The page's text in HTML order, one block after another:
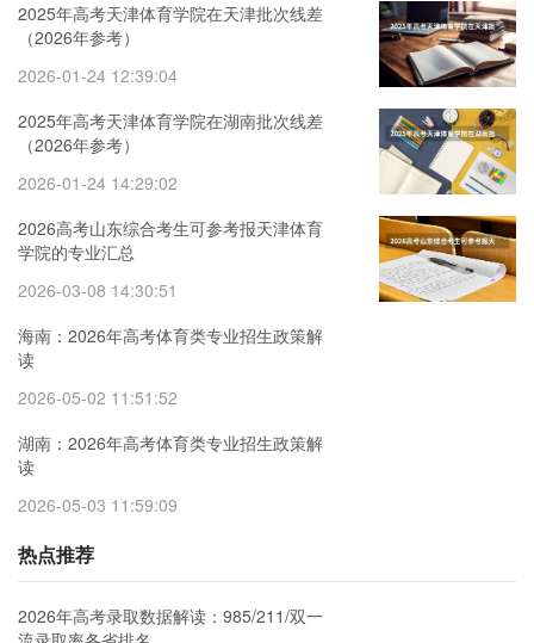
2025年高考天津体育学院在天津批次线差
（2026年参考）
2026-01-24 12:39:04
2025年高考天津体育学院在湖南批次线差
（2026年参考）
2026-01-24 14:29:02
2026高考山东综合考生可参考报天津体育
学院的专业汇总
2026-03-08 14:30:51
海南：2026年高考体育类专业招生政策解
读
2026-05-02 11:51:52
湖南：2026年高考体育类专业招生政策解
读
2026-05-03 11:59:09
热点推荐
2026年高考录取数据解读：985/211/双一